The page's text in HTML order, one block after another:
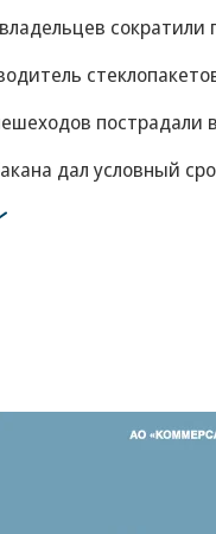
пострадали
дал условный